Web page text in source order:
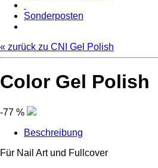
Sonderposten
« zurück zu CNI Gel Polish
Color Gel
-77 %
Beschreibung
Für Nail Art und Fullcover